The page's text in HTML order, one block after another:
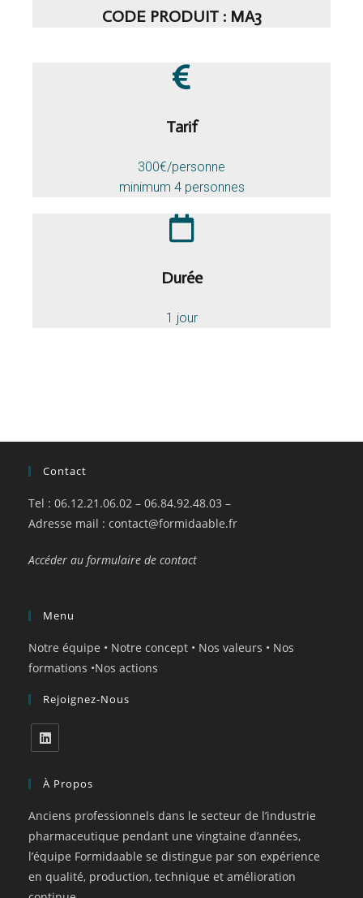
CODE PRODUIT : MA3
Tarif
300€/personne
minimum 4 personnes
Durée
1 jour
Contact
Tel : 06.12.21.06.02 – 06.84.92.48.03 –
Adresse mail : contact@formidaable.fr
Accéder au formulaire de contact
Menu
Notre équipe • Notre concept • Nos valeurs • Nos
formations •Nos actions
Rejoignez-Nous
À Propos
Anciens professionnels dans le secteur de l’industrie
pharmaceutique pendant une vingtaine d’années,
l’équipe Formidaable se distingue par son expérience
en qualité, production, technique et amélioration